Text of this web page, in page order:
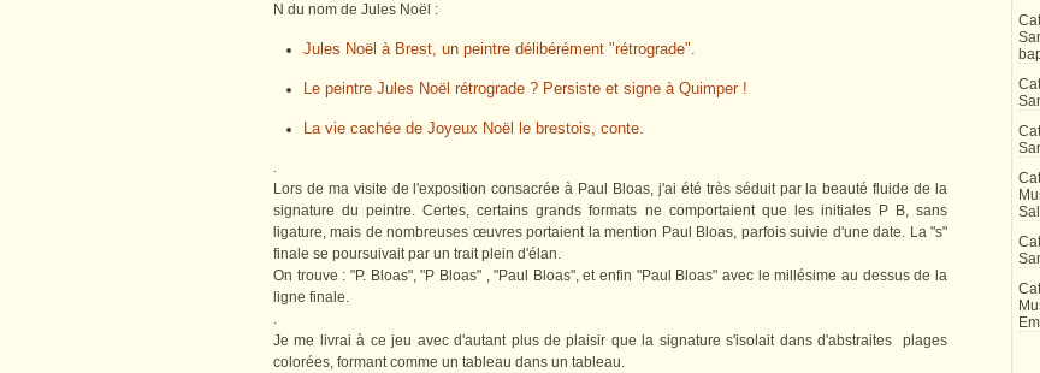
N du nom de Jules Noël :
Jules Noël à Brest, un peintre délibérément "rétrograde".
Le peintre Jules Noël rétrograde ? Persiste et signe à Quimper !
La vie cachée de Joyeux Noël le brestois, conte.
.
Lors de ma visite de l'exposition consacrée à Paul Bloas, j'ai été très séduit par la beauté fluide de la
signature du peintre. Certes, certains grands formats ne comportaient que les initiales P B, sans
ligature, mais de nombreuses œuvres portaient la mention Paul Bloas, parfois suivie d'une date. La "s"
finale se poursuivait par un trait plein d'élan.
On trouve : "P. Bloas", "P Bloas" , "Paul Bloas", et enfin "Paul Bloas" avec le millésime au dessus de la
ligne finale.
.
Je me livrai à ce jeu avec d'autant plus de plaisir que la signature s'isolait dans d'abstraites plages
colorées, formant comme un tableau dans un tableau.